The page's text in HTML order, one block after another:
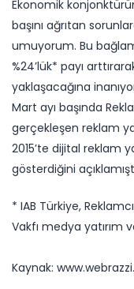
Ekonomik
başını ağrıtan
umuyorum. Bu
%24’lük* payı
yaklaşacağına
Mart ayı başında
gerçekleşen reklam
2015’te dijital reklam
gösterdiğini
* IAB Türkiye,
Vakfı medya yatırım
Kaynak: